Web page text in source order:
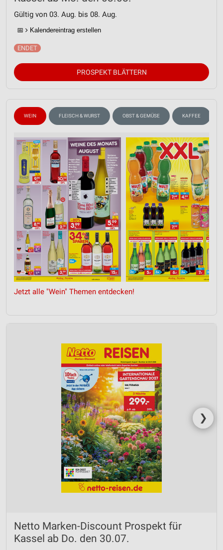
Gültig von 03. Aug. bis 08. Aug.
📅 Kalendereintrag erstellen
PROSPEKT BLÄTTERN
WEIN FLEISCH & WURST OBST & GEMÜSE KAFFEE
Jetzt alle "Wein" Themen entdecken!
❯
Netto Marken-Discount Prospekt für
Kassel ab Do. den 30.07.